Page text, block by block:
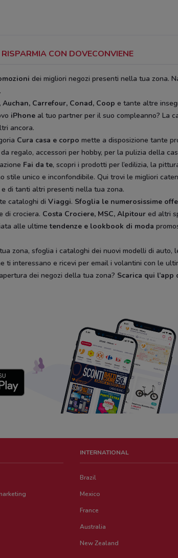
CON DOVECONVIENE
dei migliori negozi presenti nella tua zona.
Auchan, Carrefour, Conad, Coop e tante altre
iPhone al tuo partner per il suo compleanno? La
ancora.
Cura casa e corpo mette a disposizione tante
regalo, accessori per hobby, per la pulizia della
Fai da te, scopri i prodotti per l’edilizia, la
unico e inconfondibile. Qui trovi le migliori
e di tanti altri presenti nella tua zona.
cataloghi di Viaggi. Sfoglia le numerosissime
di crociera. Costa Crociere, MSC, Alpitour ed altri
alle ultimetendenze e lookbook di moda
zona, sfoglia i cataloghi dei nuovi modelli di
ti interessano e ricevi per email i volantini con le
dei negozi della tua zona? Scarica qui
INTERNATIONAL
Brazil
Mexico
France
Australia
New Zealand